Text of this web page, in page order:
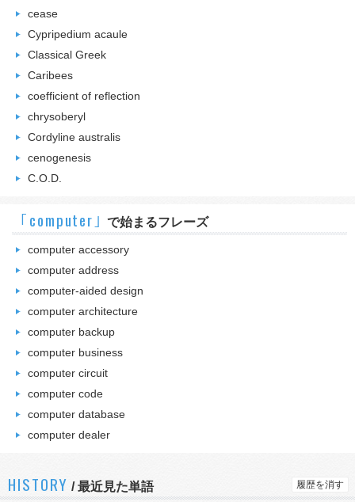
cease
Cypripedium acaule
Classical Greek
Caribees
coefficient of reflection
chrysoberyl
Cordyline australis
cenogenesis
C.O.D.
｢computer｣ で始まるフレーズ
computer accessory
computer address
computer-aided design
computer architecture
computer backup
computer business
computer circuit
computer code
computer database
computer dealer
HISTORY /最近見た単語 履歴を消す